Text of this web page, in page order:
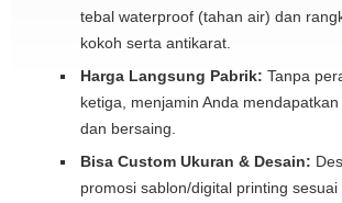
tebal waterproof (tahan air) dan
kokoh serta antikarat.
Harga Langsung Pabrik: Tanpa
ketiga, menjamin Anda
dan bersaing.
Bisa Custom Ukuran & Desain:
promosi sablon/digital printing sesuai